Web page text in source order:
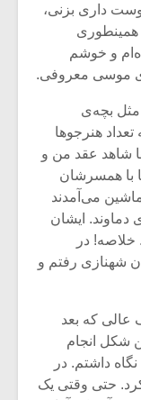
داری بزنی،
همینطوری
و خوشم
موسی معروفی.
مثل بچه‌ی
هنرجوها
شاهد عقد من و
با همسرشان
می‌آمدند
دماوند. ایشان
خلاصه! در
شهنازی رفتم و
عالی که بعد
شکل انجام
داشتم. در
حتی وقتی یک
موریس ژار
دوره
موسیقی